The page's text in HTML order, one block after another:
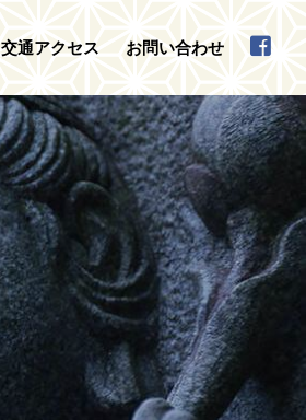
交通アクセス お問い合わせ